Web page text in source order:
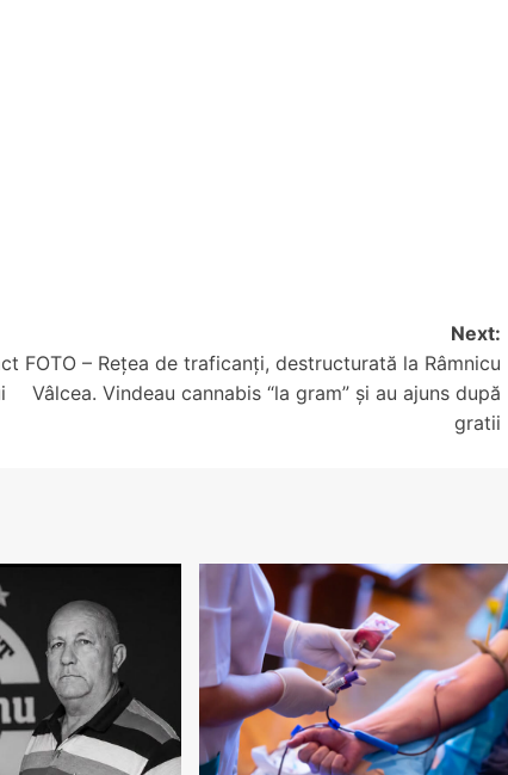
Next:
FOTO – Rețea de traficanți, destructurată la Râmnicu
Vâlcea. Vindeau cannabis “la gram” și au ajuns după
gratii